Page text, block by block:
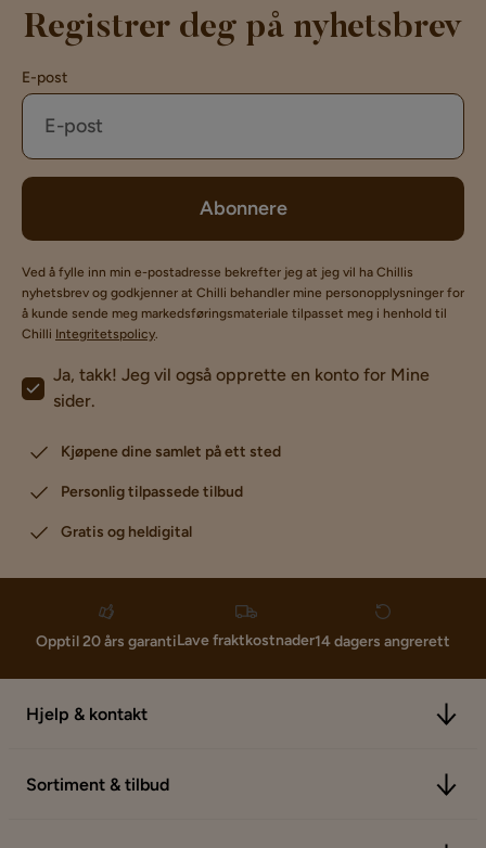
Registrer deg på nyhetsbrev
E-post
Abonnere
Ved å fylle inn min e-postadresse bekrefter jeg at jeg vil ha Chillis
nyhetsbrev og godkjenner at Chilli behandler mine personopplysninger for
å kunde sende meg markedsføringsmateriale tilpasset meg i henhold til
Chilli Integritetspolicy.
Ja, takk! Jeg vil også opprette en konto for Mine
sider.
Kjøpene dine samlet på ett sted
Personlig tilpassede tilbud
Gratis og heldigital
Opptil 20 års garantiLave fraktkostnader14 dagers angrerett
Hjelp & kontakt
Sortiment & tilbud